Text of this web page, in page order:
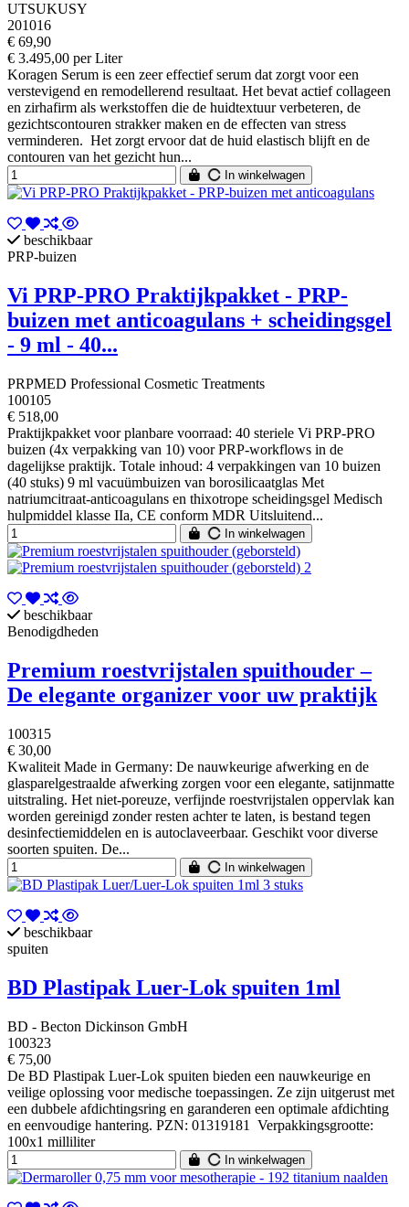
UTSUKUSY
201016
€ 69,90
€ 3.495,00 per Liter
Koragen Serum is een zeer effectief serum dat zorgt voor een
verstevigend en remodellerend resultaat. Het bevat actief collageen
en zirhafirm als werkstoffen die de huidtextuur verbeteren, de
gezichtscontouren strakker maken en de effecten van stress
verminderen. Het zorgt ervoor dat de huid elastisch blijft en de
contouren van het gezicht hun...
In winkelwagen
beschikbaar
PRP-buizen
Vi PRP-PRO Praktijkpakket - PRP-
buizen met anticoagulans + scheidingsgel
- 9 ml - 40...
PRPMED Professional Cosmetic Treatments
100105
€ 518,00
Praktijkpakket voor planbare voorraad: 40 steriele Vi PRP-PRO
buizen (4x verpakking van 10) voor PRP-workflows in de
dagelijkse praktijk. Totale inhoud: 4 verpakkingen van 10 buizen
(40 stuks) 9 ml vacuümbuizen van borosilicaatglas Met
natriumcitraat-anticoagulans en thixotrope scheidingsgel Medisch
hulpmiddel klasse IIa, CE conform MDR Uitsluitend...
In winkelwagen
beschikbaar
Benodigdheden
Premium roestvrijstalen spuithouder –
De elegante organizer voor uw praktijk
100315
€ 30,00
Kwaliteit Made in Germany: De nauwkeurige afwerking en de
glasparelgestraalde afwerking zorgen voor een elegante, satijnmatte
uitstraling. Het niet-poreuze, verfijnde roestvrijstalen oppervlak kan
worden gereinigd zonder resten achter te laten, is bestand tegen
desinfectiemiddelen en is autoclaveerbaar. Geschikt voor diverse
soorten spuiten. De...
In winkelwagen
beschikbaar
spuiten
BD Plastipak Luer-Lok spuiten 1ml
BD - Becton Dickinson GmbH
100323
€ 75,00
De BD Plastipak Luer-Lok spuiten bieden een nauwkeurige en
veilige oplossing voor medische toepassingen. Ze zijn uitgerust met
een dubbele afdichtingsring en garanderen een optimale afdichting
en eenvoudige hantering. PZN: 01319181 Verpakkingsgrootte:
100x1 milliliter
In winkelwagen